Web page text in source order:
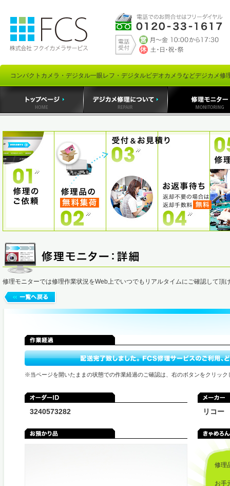
コンパクトカメラ・デジタル一眼レフ・デジタルビデオカメラなどデジカメ修
修理モニターでは修理作業状況をWeb上でいつでもリアルタイムにご確認して頂
※当ページを開いたままの状態での作業経過のご確認は、右のボタンをクリック
3240573282 リコー
修理
お手